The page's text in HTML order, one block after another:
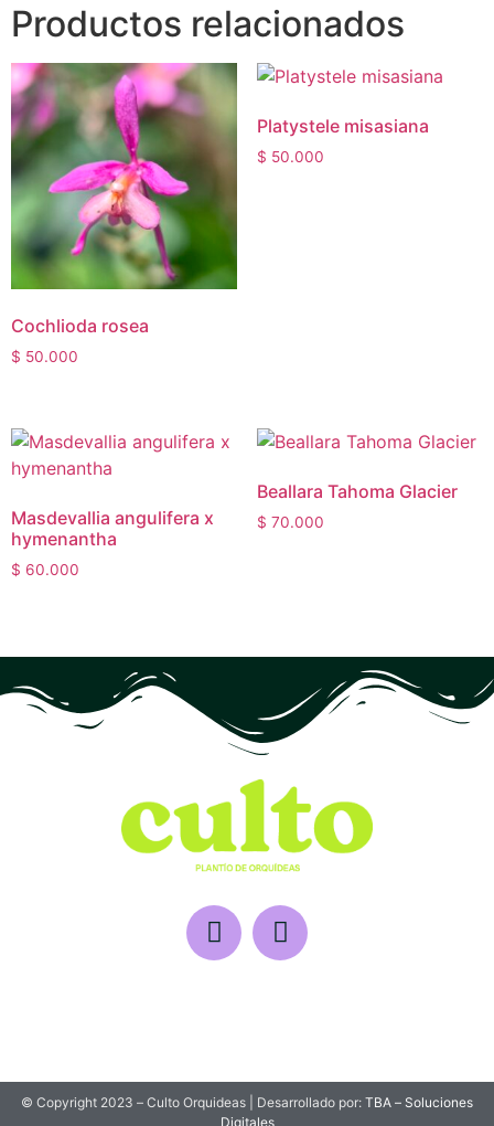
Productos relacionados
Cochlioda rosea
$ 50.000
Platystele misasiana
$ 50.000
Masdevallia angulifera x
hymenantha
$ 60.000
Beallara Tahoma Glacier
$ 70.000
© Copyright 2023 – Culto Orquideas | Desarrollado por: TBA – Soluciones
Digitales